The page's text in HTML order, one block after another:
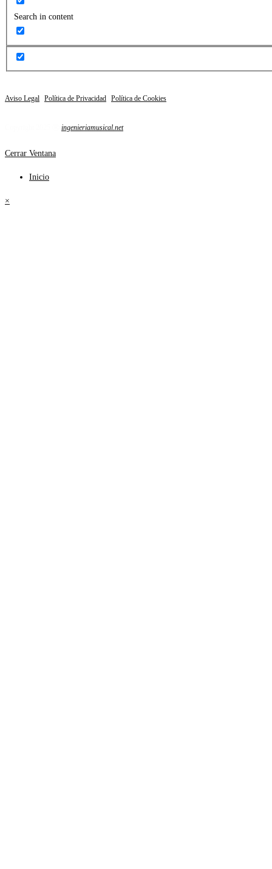
Search in content
Aviso Legal Política de Privacidad Política de Cookies
ingenieriamusical.net
Cerrar Ventana
Inicio
×